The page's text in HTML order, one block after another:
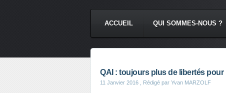
ACCUEIL QUI SOMMES-NOUS ?
QAI : toujours plus de libertés pour
11 Janvier 2016 , Rédigé par Yvan MARZOLF